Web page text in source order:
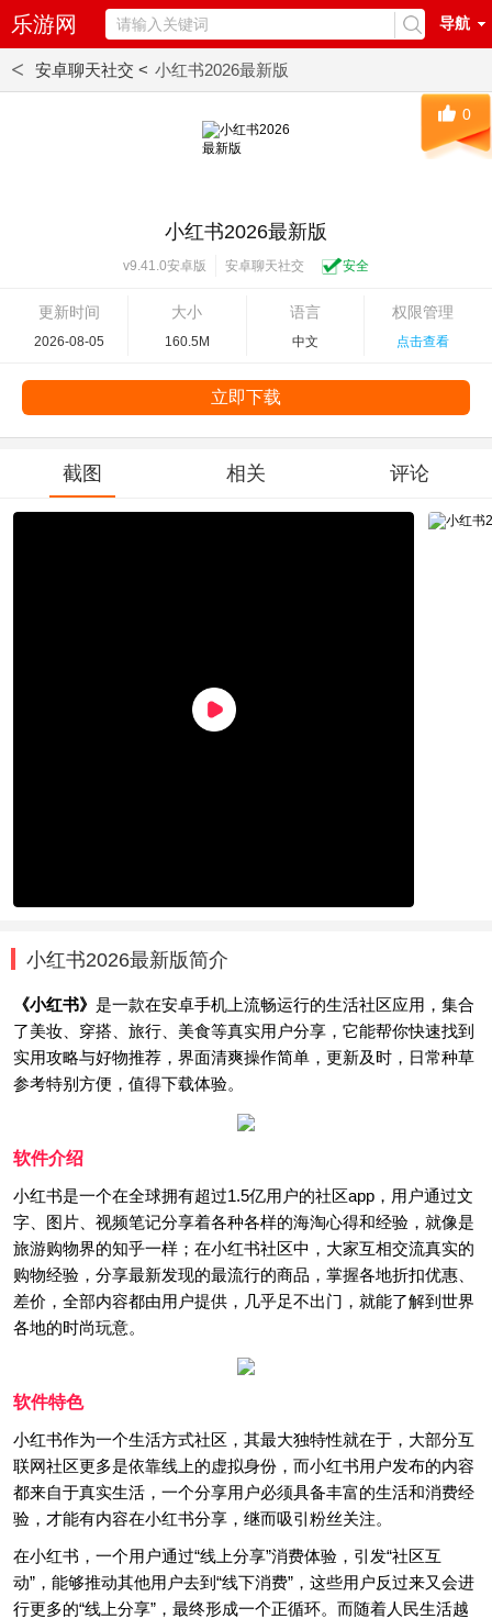
乐游网 导航
< 安卓聊天社交 < 小红书2026最新版
小红书2026最新版
v9.41.0安卓版 安卓聊天社交 安全
更新时间
2026-08-05
大小
160.5M
语言
中文
权限管理
点击查看
0
立即下载
截图 相关 评论
小红书2026最新版简介
《小红书》 是一款在安卓手机上流畅运行的生活社区应用，集合
了美妆、穿搭、旅行、美食等真实用户分享，它能帮你快速找到
实用攻略与好物推荐，界面清爽操作简单，更新及时，日常种草
参考特别方便，值得下载体验。
软件介绍
小红书是一个在全球拥有超过1.5亿用户的社区app，用户通过文
字、图片、视频笔记分享着各种各样的海淘心得和经验，就像是
旅游购物界的知乎一样；在小红书社区中，大家互相交流真实的
购物经验，分享最新发现的最流行的商品，掌握各地折扣优惠、
差价，全部内容都由用户提供，几乎足不出门，就能了解到世界
各地的时尚玩意。
软件特色
小红书作为一个生活方式社区，其最大独特性就在于，大部分互
联网社区更多是依靠线上的虚拟身份，而小红书用户发布的内容
都来自于真实生活，一个分享用户必须具备丰富的生活和消费经
验，才能有内容在小红书分享，继而吸引粉丝关注。
在小红书，一个用户通过“线上分享”消费体验，引发“社区互
动”，能够推动其他用户去到“线下消费”，这些用户反过来又会进
行更多的“线上分享”，最终形成一个正循环。而随着人民生活越